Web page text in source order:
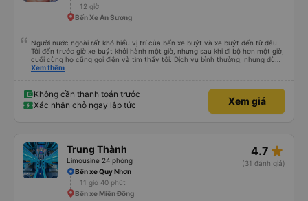
12 giờ
Bến Xe An Sương
Người nước ngoài rất khó hiểu vị trí của bến xe buýt và xe buýt đến từ đâu.
Tôi đến trước giờ xe buýt khởi hành một giờ, nhưng sau khi đi bộ hơn một giờ,
cuối cùng họ cũng gọi điện và tìm thấy tôi. Dịch vụ bình thường, nhưng dù
sao thì tôi ngủ ngon hơn ở khách sạn vì tôi rất thoải mái. Sẽ tuyệt hơn nếu
Xem thêm
Không cần thanh toán trước
Xác nhận chỗ ngay lập tức
Xem giá
Trung Thành
Limousine 24 phòng
4.7 star_rate
(31 đánh giá)
Bến xe Quy Nhơn
11 giờ 40 phút
Bến xe Miền Đông